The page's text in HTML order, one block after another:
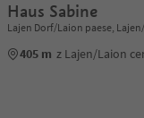
Haus Sabine
Lajen Dorf/Laion paese,
405 m z Lajen/Laion